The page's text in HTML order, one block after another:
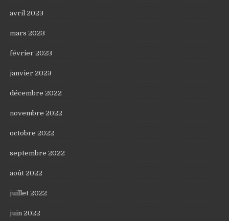
avril 2023
mars 2023
février 2023
janvier 2023
décembre 2022
novembre 2022
octobre 2022
septembre 2022
août 2022
juillet 2022
juin 2022